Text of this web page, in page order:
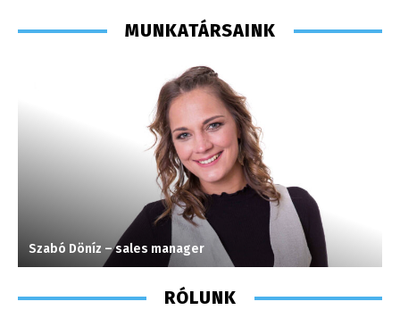
MUNKATÁRSAINK
Szabó Döníz – sales manager
RÓLUNK